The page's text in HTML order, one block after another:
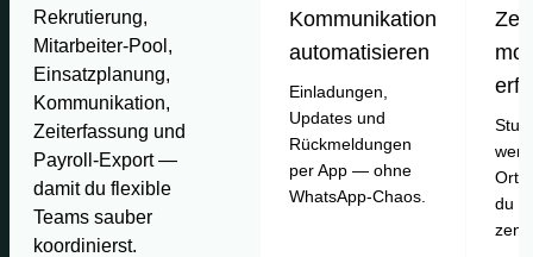
Rekrutierung,
Mitarbeiter-Pool,
Einsatzplanung,
Kommunikation,
Zeiterfassung und
Payroll-Export —
damit du flexible
Teams sauber
koordinierst.
Kommunikation
automatisieren
Einladungen,
Updates und
Rückmeldungen
per App — ohne
WhatsApp-Chaos.
Ort
du